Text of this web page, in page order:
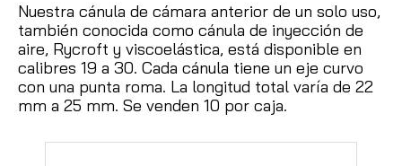
Nuestra cánula de cámara anterior de un solo uso,
también conocida como cánula de inyección de
aire, Rycroft y viscoelástica, está disponible en
calibres 19 a 30. Cada cánula tiene un eje curvo
con una punta roma. La longitud total varía de 22
mm a 25 mm. Se venden 10 por caja.